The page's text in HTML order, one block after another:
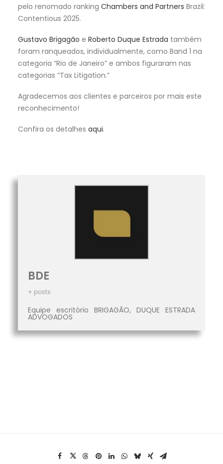
pelo renomado ranking Chambers and Partners Brazil:
Contentious 2025.
Gustavo Brigagão e Roberto Duque Estrada também
foram ranqueados, individualmente, como Band 1 na
categoria “Rio de Janeiro” e ambos figuraram nas
categorias “Tax Litigation.”
Agradecemos aos clientes e parceiros por mais este
reconhecimento!
Confira os detalhes aqui.
BDE
+ posts
Equipe escritório BRIGAGÃO, DUQUE ESTRADA
ADVOGADOS